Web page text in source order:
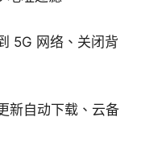
5G 网络、关闭背
新自动下载、云备